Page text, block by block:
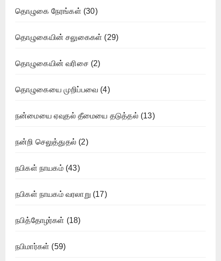
தொழுகை நேரங்கள் (30)
தொழுகையின் சலுகைகள் (29)
தொழுகையின் வரிசை (2)
தொழுகையை முறிப்பவை (4)
நன்மையை ஏவுதல் தீமையை தடுத்தல் (13)
நன்றி செலுத்துதல் (2)
நபிகள் நாயகம்(43)
நபிகள் நாயகம் வரலாறு (17)
நபித்தோழர்கள் (18)
நபிமார்கள் (59)